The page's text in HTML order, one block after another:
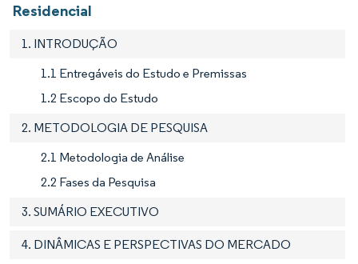
Residencial
1. INTRODUÇÃO
1.1 Entregáveis do Estudo e Premissas
1.2 Escopo do Estudo
2. METODOLOGIA DE PESQUISA
2.1 Metodologia de Análise
2.2 Fases da Pesquisa
3. SUMÁRIO EXECUTIVO
4. DINÂMICAS E PERSPECTIVAS DO MERCADO